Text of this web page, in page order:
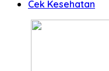
Cek Kesehatan